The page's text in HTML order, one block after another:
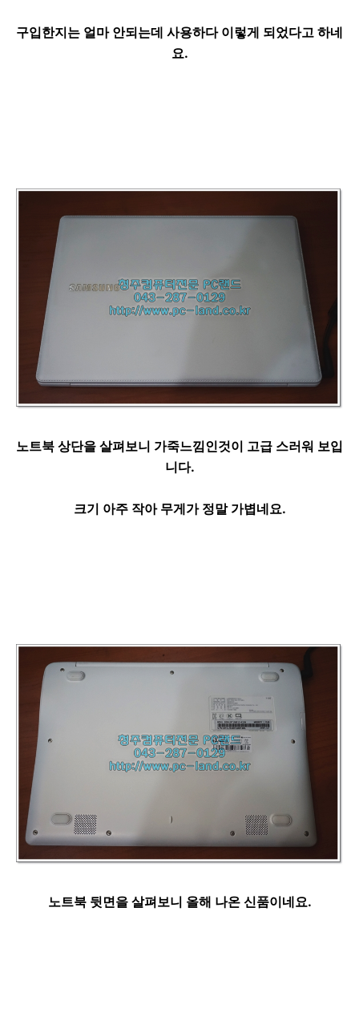
구입한지는 얼마 안되는데 사용하다 이렇게 되었다고 하네
요.
노트북 상단을 살펴보니 가죽느낌인것이 고급 스러워 보입
니다.
크기 아주 작아 무게가 정말 가볍네요.
노트북 뒷면을 살펴보니 올해 나온 신품이네요.